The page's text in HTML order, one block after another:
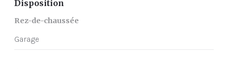
Disposition
Rez-de-chaussée
Garage